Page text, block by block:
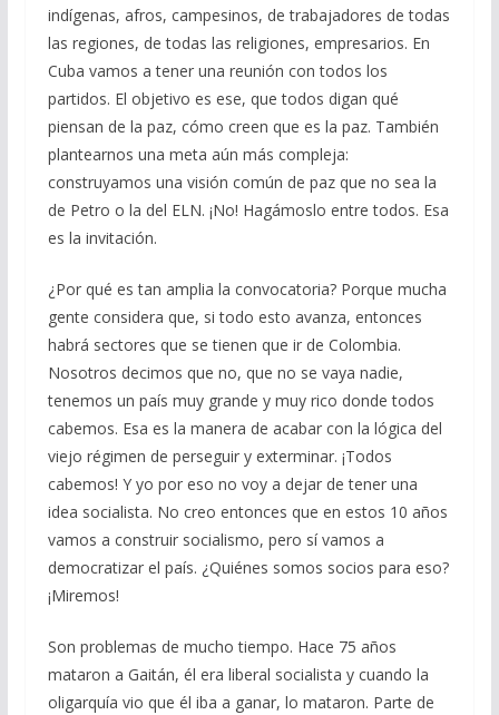
indígenas, afros, campesinos, de trabajadores de todas
las regiones, de todas las religiones, empresarios. En
Cuba vamos a tener una reunión con todos los
partidos. El objetivo es ese, que todos digan qué
piensan de la paz, cómo creen que es la paz. También
plantearnos una meta aún más compleja:
construyamos una visión común de paz que no sea la
de Petro o la del ELN. ¡No! Hagámoslo entre todos. Esa
es la invitación.
¿Por qué es tan amplia la convocatoria? Porque mucha
gente considera que, si todo esto avanza, entonces
habrá sectores que se tienen que ir de Colombia.
Nosotros decimos que no, que no se vaya nadie,
tenemos un país muy grande y muy rico donde todos
cabemos. Esa es la manera de acabar con la lógica del
viejo régimen de perseguir y exterminar. ¡Todos
cabemos! Y yo por eso no voy a dejar de tener una
idea socialista. No creo entonces que en estos 10 años
vamos a construir socialismo, pero sí vamos a
democratizar el país. ¿Quiénes somos socios para eso?
¡Miremos!
Son problemas de mucho tiempo. Hace 75 años
mataron a Gaitán, él era liberal socialista y cuando la
oligarquía vio que él iba a ganar, lo mataron. Parte de